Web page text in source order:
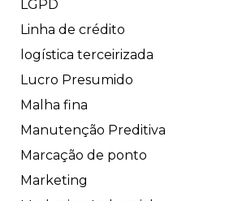
LGPD
Linha de crédito
logística terceirizada
Lucro Presumido
Malha fina
Manutenção Preditiva
Marcação de ponto
Marketing